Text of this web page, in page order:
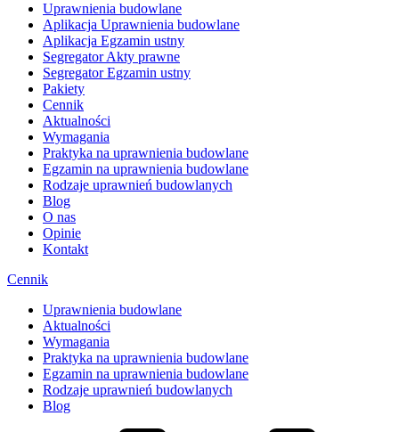
Uprawnienia budowlane
Aplikacja Uprawnienia budowlane
Aplikacja Egzamin ustny
Segregator Akty prawne
Segregator Egzamin ustny
Pakiety
Cennik
Aktualności
Wymagania
Praktyka na uprawnienia budowlane
Egzamin na uprawnienia budowlane
Rodzaje uprawnień budowlanych
Blog
O nas
Opinie
Kontakt
Cennik
Uprawnienia budowlane
Aktualności
Wymagania
Praktyka na uprawnienia budowlane
Egzamin na uprawnienia budowlane
Rodzaje uprawnień budowlanych
Blog